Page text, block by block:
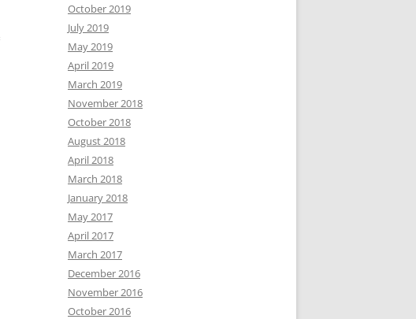
October 2019
July 2019
May 2019
April 2019
March 2019
November 2018
October 2018
August 2018
April 2018
March 2018
January 2018
May 2017
April 2017
March 2017
December 2016
November 2016
October 2016